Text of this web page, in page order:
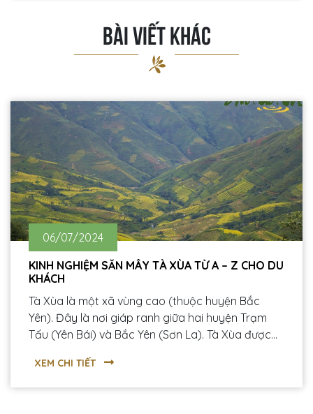
BÀI VIẾT KHÁC
06/07/2024
KINH NGHIỆM SĂN MÂY TÀ XÙA TỪ A – Z CHO DU
KHÁCH
Tà Xùa là một xã vùng cao (thuộc huyện Bắc
Yên). Đây là nơi giáp ranh giữa hai huyện Trạm
Tấu (Yên Bái) và Bắc Yên (Sơn La). Tà Xùa được
bạn trẻ có thể “săn mây” với địa danh “Sống Lưng
Khủng Long” và đỉnh Tà Xùa cao hơn 2800m.
XEM CHI TIẾT